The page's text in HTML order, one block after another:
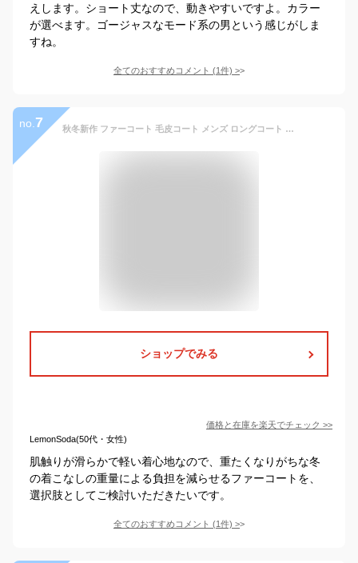
えします。ショート丈なので、動きやすいですよ。カラー
が選べます。ゴージャスなモード系の男という感じがしま
すね。
全てのおすすめコメント (1件) >
no. 7 秋冬新作 ファーコート 毛皮コート メンズ ロングコート フォクス フェイクファー 大きいサイズ ボリューム襟 おしゃれ 暖かい 防寒 アウター 秋冬 新作 送料無料
ショップでみる
価格と在庫を楽天でチェック >>
LemonSoda(50代・女性)
肌触りが滑らかで軽い着心地なので、重たくなりがちな冬
の着こなしの重量による負担を減らせるファーコートを、
選択肢としてご検討いただきたいです。
全てのおすすめコメント (1件) >